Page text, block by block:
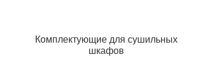
Комплектующие для сушильных
шкафов